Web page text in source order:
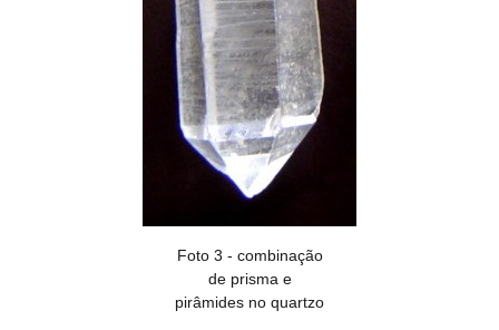
Foto 3 - combinação
de prisma e
pirâmides no quartzo